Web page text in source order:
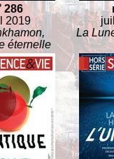
286
2019
éternelle
La